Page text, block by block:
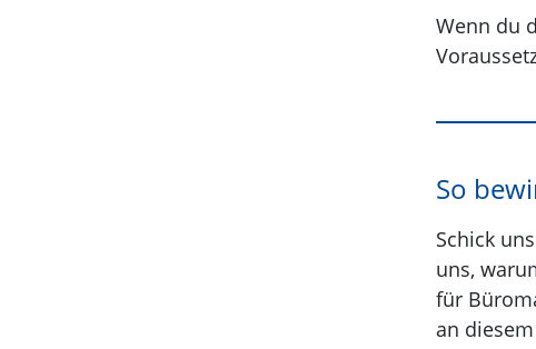
Wenn du
So
Schick
uns,
für
an